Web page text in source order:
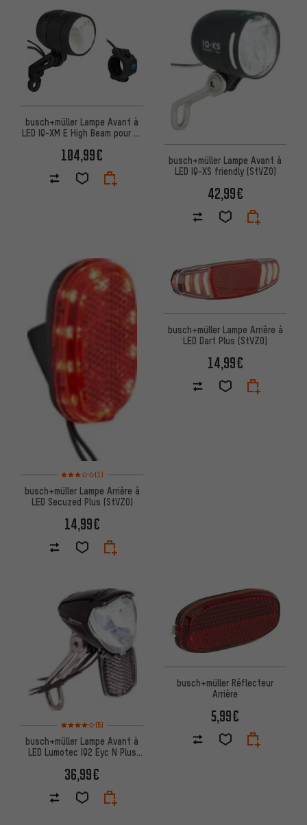
busch+müller Lampe Avant à
LED IQ-XM E High Beam pour E-
104,99€
busch+müller Lampe Avant à
LED IQ-XS friendly (StVZO)
42,99€
Note moyenne : 3 sur 5 d'après 1 avis
(1)
busch+müller Lampe Arrière à
LED Secuzed Plus (StVZO)
14,99€
busch+müller Lampe Arrière à
LED Dart Plus (StVZO)
14,99€
Note moyenne : 4 sur 5 d'après 5 avis
(5)
busch+müller Lampe Avant à
LED Lumotec IQ2 Eyc N Plus
36,99€
busch+müller Réflecteur
Arrière
5,99€